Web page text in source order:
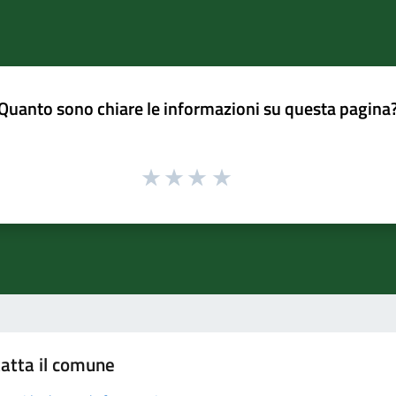
sono chiare le informazioni su questa
il comune